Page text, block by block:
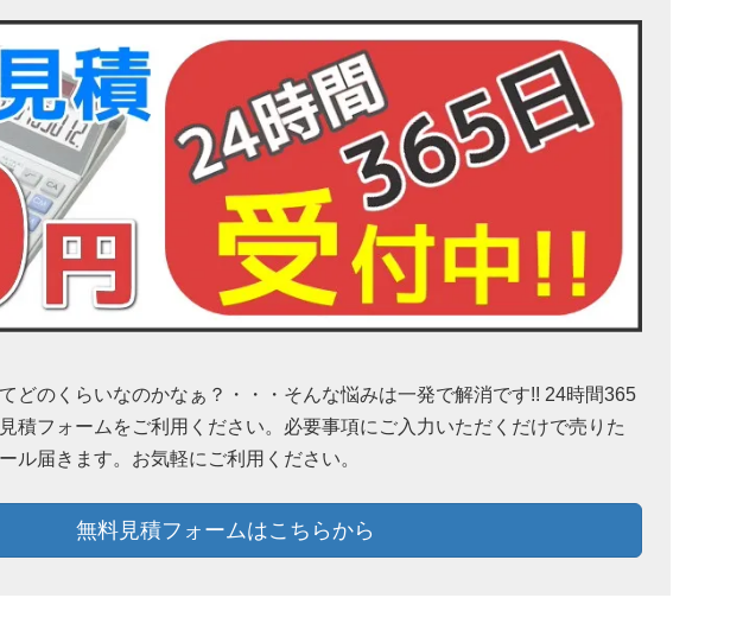
どのくらいなのかなぁ？・・・そんな悩みは一発で解消です!! 24時間365
積フォームをご利用ください。必要事項にご入力いただくだけで売りた
ル届きます。お気軽にご利用ください。
無料見積フォームはこちらから